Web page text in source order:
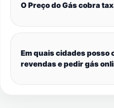
O Preço do Gás cobra
Em quais cidades posso
revendas e pedir gás